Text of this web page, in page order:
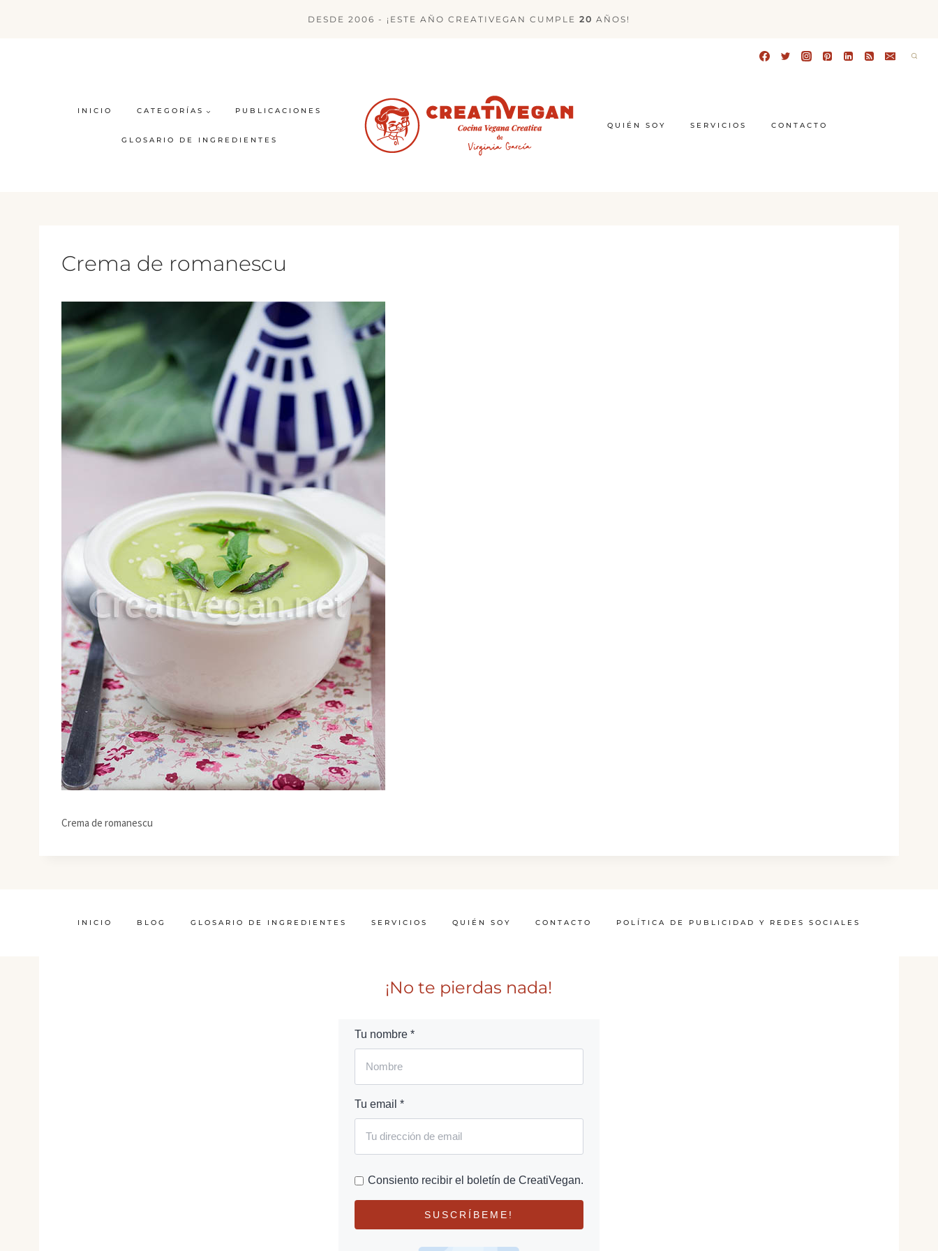
DESDE 2006 - ¡ESTE AÑO CREATIVEGAN CUMPLE 20 AÑOS!
INICIO CATEGORÍAS PUBLICACIONES
GLOSARIO DE INGREDIENTES
QUIÉN SOY SERVICIOS CONTACTO
Crema de romanescu
Crema de romanescu
INICIO BLOG GLOSARIO DE INGREDIENTES SERVICIOS QUIÉN SOY CONTACTO POLÍTICA DE PUBLICIDAD Y REDES SOCIALES
¡No te pierdas nada!
Tu nombre *
Tu email *
Consiento recibir el boletín de CreatiVegan.
SUSCRÍBEME!